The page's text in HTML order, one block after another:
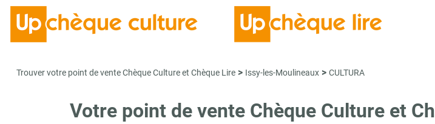
Trouver votre point de vente Chèque Culture et Chèque Lire > Issy-les-Moulineaux > CULTURA
Votre point de vente Chèque Culture et